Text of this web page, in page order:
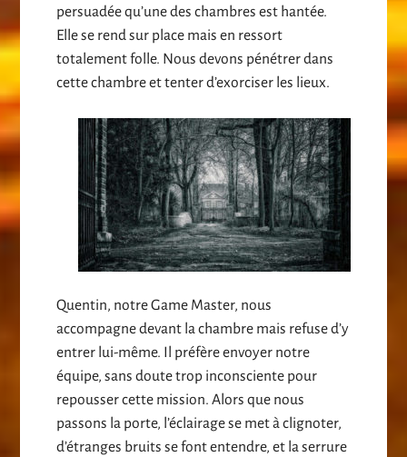
persuadée qu’une des chambres est hantée.
Elle se rend sur place mais en ressort
totalement folle. Nous devons pénétrer dans
cette chambre et tenter d’exorciser les lieux.
Quentin, notre Game Master, nous
accompagne devant la chambre mais refuse d’y
entrer lui-même. Il préfère envoyer notre
équipe, sans doute trop inconsciente pour
repousser cette mission. Alors que nous
passons la porte, l’éclairage se met à clignoter,
d’étranges bruits se font entendre, et la serrure